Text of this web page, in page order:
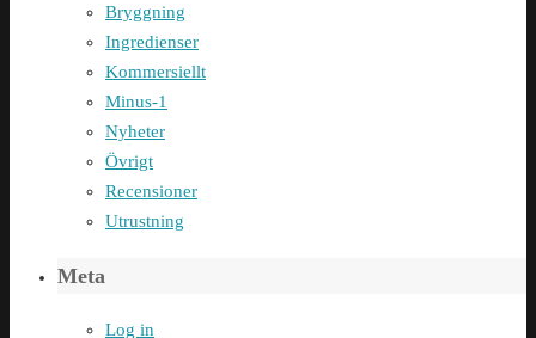
Bryggning
Ingredienser
Kommersiellt
Minus-1
Nyheter
Övrigt
Recensioner
Utrustning
Meta
Log in